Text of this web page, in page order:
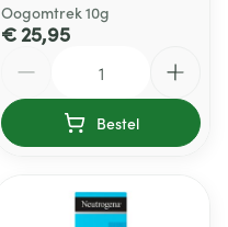
Oogomtrek 10g
€ 25,95
Bestel